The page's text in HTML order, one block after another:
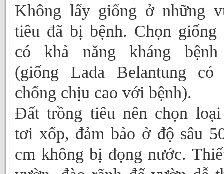
Không lấy giống ở những
tiêu đã bị bệnh. Chọn giống
có khả năng kháng
(giống Lada Belantung có
chống chịu cao với bệnh).
Đất trồng tiêu nên chọn
tơi xốp, đảm bảo ở độ sâu
cm không bị đọng nước.